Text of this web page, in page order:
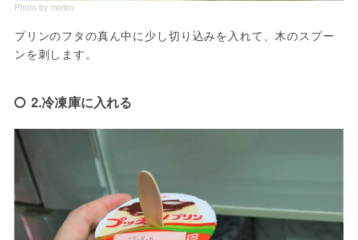
Photo by morico
プリンのフタの真ん中に少し切り込みを入れて、木のスプー
ンを刺します。
2.冷凍庫に入れる